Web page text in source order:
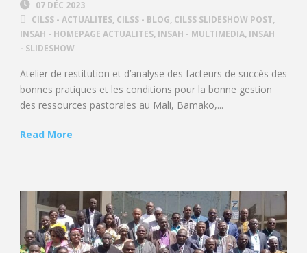
07 DÉC 2023
CILSS - ACTUALITES, CILSS - BLOG, CILSS SLIDESHOW POST,
INSAH - HOMEPAGE ACTUALITES, INSAH - MULTIMEDIA, INSAH
- SLIDESHOW
Atelier de restitution et d’analyse des facteurs de succès des
bonnes pratiques et les conditions pour la bonne gestion
des ressources pastorales au Mali, Bamako,...
Read More